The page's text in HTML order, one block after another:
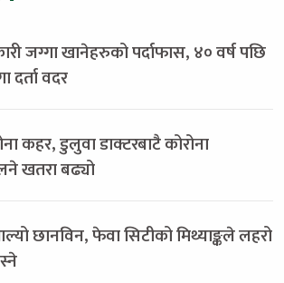
जग्गा खानेहरुको पर्दाफास, ४० वर्ष पछि
दर्ता वदर
कहर, डुलुवा डाक्टरबाटै कोरोना
खतरा बढ्यो
छानविन, फेवा सिटीको मिथ्याङ्कले लहरो